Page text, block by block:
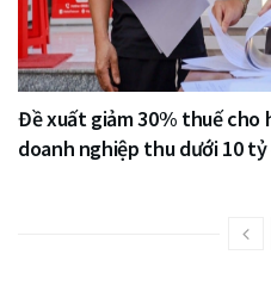
Đề xuất giảm 30% thuế cho
doanh nghiệp thu dưới 10